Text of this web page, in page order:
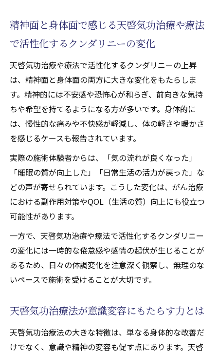
精神面と身体面で感じる天啓気功治療や療法
で活性化するクンダリニーの変化
天啓気功治療や療法で活性化するクンダリニーの上昇
は、精神面と身体面の両方に大きな変化をもたらしま
す。精神的には不安感や恐怖心が和らぎ、前向きな気持
ちや希望を持てるようになる方が多いです。身体的に
は、慢性的な痛みや不快感が軽減し、体の軽さや暖かさ
を感じるケースも報告されています。
実際の施術体験者からは、「気の流れが良くなった」
「睡眠の質が向上した」「日常生活の活力が戻った」な
どの声が寄せられています。こうした変化は、がん治療
における副作用対策やQOL（生活の質）向上にも役立つ
可能性があります。
一方で、天啓気功治療や療法で活性化するクンダリニー
の変化には一時的な倦怠感や感情の起伏が生じることが
あるため、日々の体調変化を注意深く観察し、無理のな
いペースで施術を受けることが大切です。
天啓気功治療法が意識変容にもたらす力とは
天啓気功治療法の大きな特徴は、単なる身体的な改善だ
けでなく、意識や精神の変容も促す点にあります。天啓